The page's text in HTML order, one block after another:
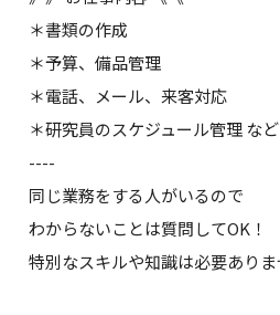
＊書類の作成
＊予算、備品管理
＊電話、メール、来客対応
＊研究員のスケジュール管理 など
----
同じ業務をする人がいるので
わからないことは質問してOK！
特別なスキルや知識は必要あり